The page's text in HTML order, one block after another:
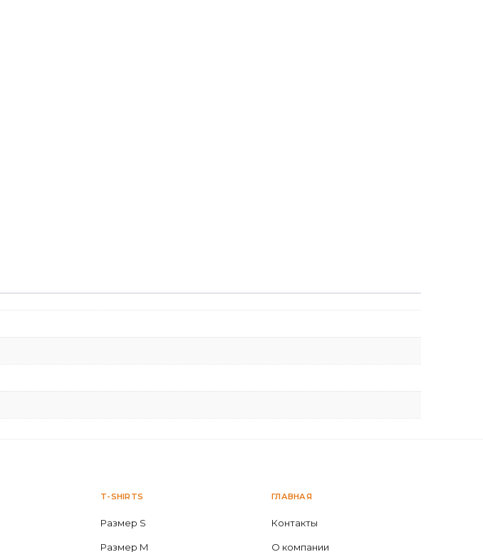
T-SHIRTS
Размер S
Размер M
ГЛАВНАЯ
Контакты
О компании